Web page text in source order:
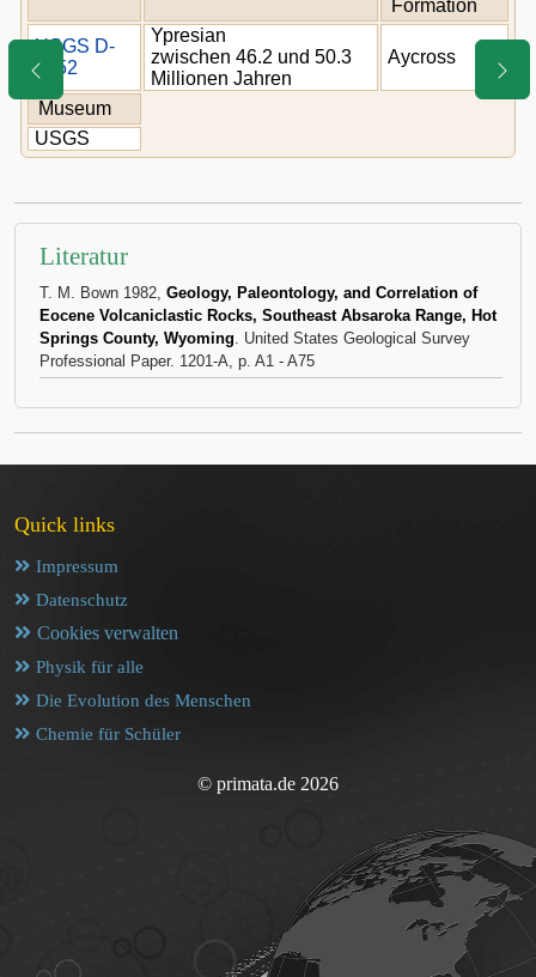
Formation
USGS D-
1052
Ypresian
zwischen 46.2 und 50.3
Millionen Jahren
Aycross
Museum
USGS
Literatur
T. M. Bown 1982, Geology, Paleontology, and Correlation of
Eocene Volcaniclastic Rocks, Southeast Absaroka Range, Hot
Springs County, Wyoming. United States Geological Survey
Professional Paper. 1201-A, p. A1 - A75
Quick links
Impressum
Datenschutz
Cookies verwalten
Physik für alle
Die Evolution des Menschen
Chemie für Schüler
© primata.de 2026